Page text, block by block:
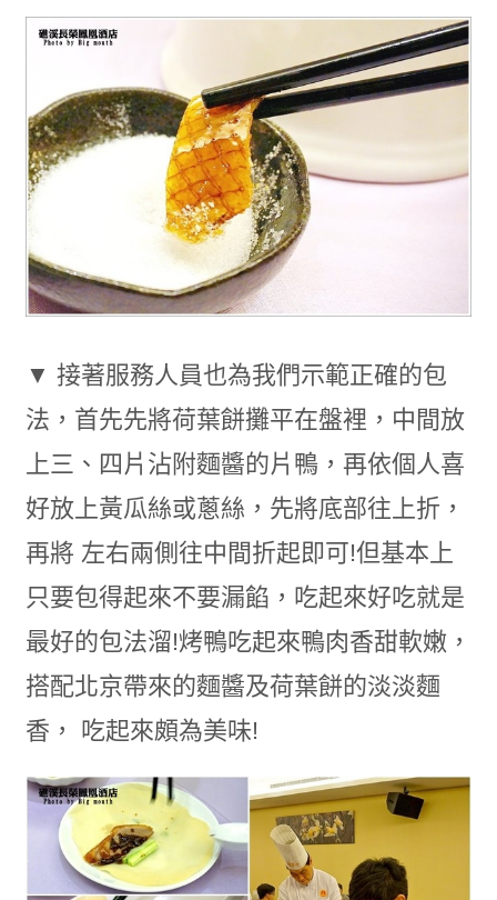
▼ 接著服務人員也為我們示範正確的包
法，首先先將荷葉餅攤平在盤裡，中間放
上三、四片沾附麵醬的片鴨，再依個人喜
好放上黃瓜絲或蔥絲，先將底部往上折，
再將 左右兩側往中間折起即可!但基本上
只要包得起來不要漏餡，吃起來好吃就是
最好的包法溜!烤鴨吃起來鴨肉香甜軟嫩，
搭配北京帶來的麵醬及荷葉餅的淡淡麵
香， 吃起來頗為美味!